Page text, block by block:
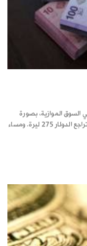
السوق الموازية، بصورة
ملحوظة، خلال تعاملات يومَي الثلاثاء والأربعاء. وتراجع الدولار 275 ليرة. ومساء